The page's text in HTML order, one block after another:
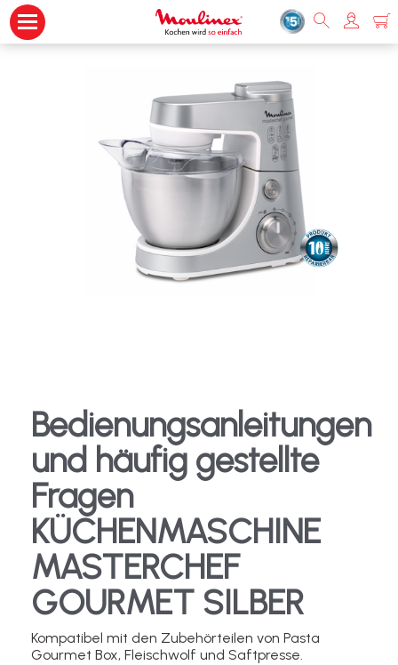
Bedienungsanleitungen
und häufig gestellte
Fragen
KÜCHENMASCHINE
MASTERCHEF
GOURMET SILBER
Kompatibel mit den Zubehörteilen von Pasta
Gourmet Box, Fleischwolf und Saftpresse.